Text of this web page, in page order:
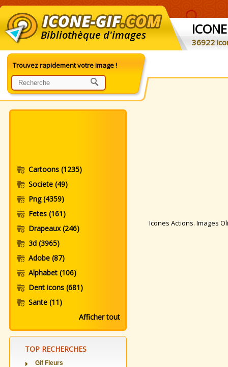
Bibliothèque d'images ICONE
36922
Trouvez rapidement votre image !
Cartoons (1235)
Societe (49)
Png(4359)
Fetes (161)
Drapeaux(246)
3d (3965)
Adobe (87)
Alphabet (106)
Dent icons (681)
Sante (11)
Afficher tout
TOP RECHERCHES
Gif Fleurs
Icones Actions. Images